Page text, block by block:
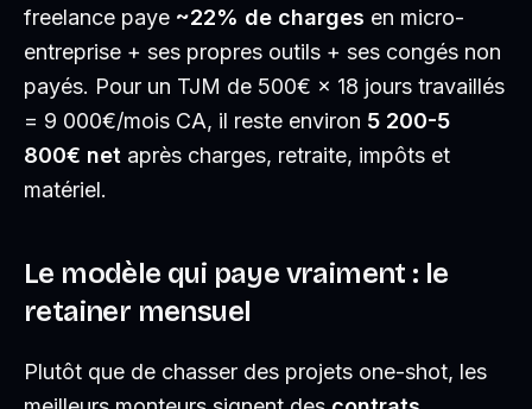
freelance paye ~22% de charges en micro-
entreprise + ses propres outils + ses congés non
payés. Pour un TJM de 500€ × 18 jours travaillés
= 9 000€/mois CA, il reste environ 5 200-5
800€ net après charges, retraite, impôts et
matériel.
Le modèle qui paye vraiment : le
retainer mensuel
Plutôt que de chasser des projets one-shot, les